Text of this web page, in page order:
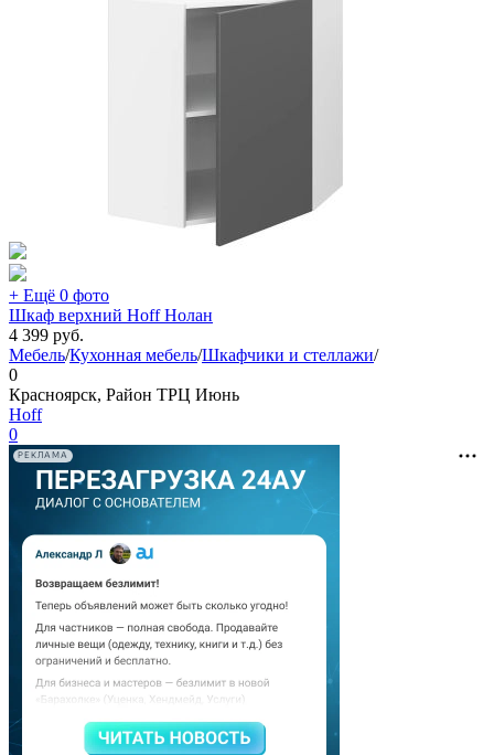
+ Ещё 0 фото
Шкаф верхний Hoff Нолан
4 399 руб.
Мебель/Кухонная мебель/Шкафчики и стеллажи/
0
Красноярск, Район ТРЦ Июнь
Hoff
0
РЕКЛАМА